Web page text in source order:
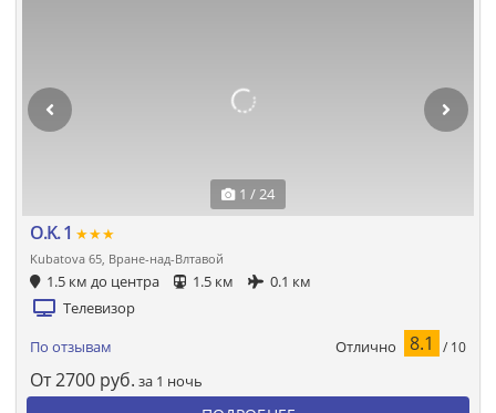
1 / 24
O.K. 1 ★★★
Kubatova 65, Вране-над-Влтавой
1.5 км до центра 1.5 км
0.1 км
Телевизор
По отзывам Отлично 8.1 / 10
От2700 руб. за 1 ночь